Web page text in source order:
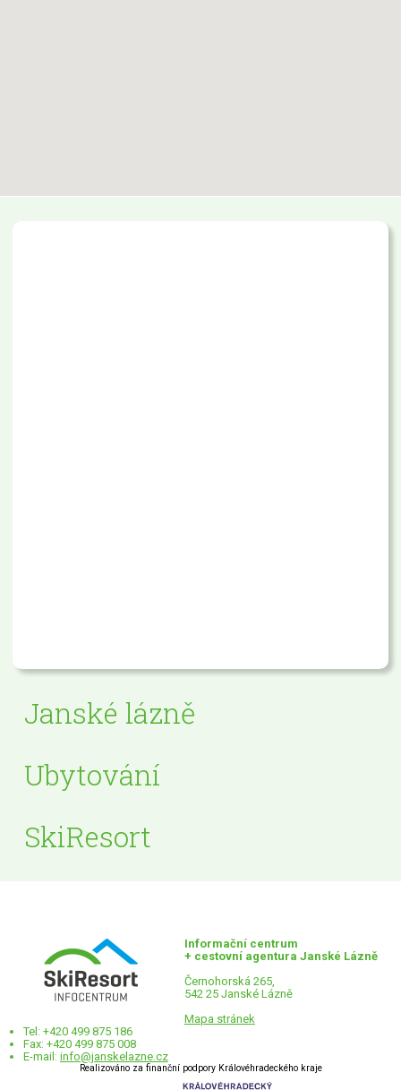
Janské lázně
Ubytování
SkiResort
Informační centrum
+ cestovní agentura Janské Lázně
Černohorská 265,
542 25 Janské Lázně
Mapa stránek
Tel: +420 499 875 186
Fax: +420 499 875 008
E-mail: info@janskelazne.cz
Realizováno za finanční podpory Královéhradeckého kraje